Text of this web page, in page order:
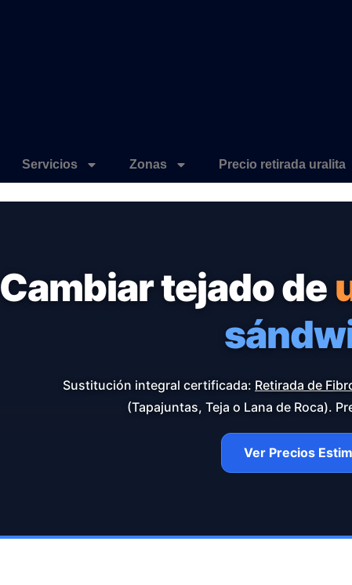
Servicios Zonas Precio retirada uralita
Cambiar tejado de
Sustitución integral certificada: Retirada de
(Tapajuntas, Teja o Lana de Roca).
Ver Precios